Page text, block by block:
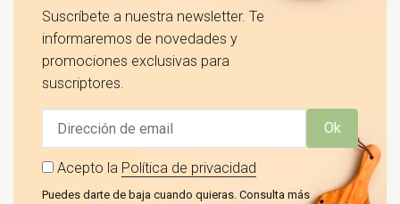
Suscríbete a nuestra newsletter. Te
informaremos de novedades y
promociones exclusivas para
suscriptores.
Ok
Acepto la Política de privacidad
Puedes darte de baja cuando quieras. Consulta más